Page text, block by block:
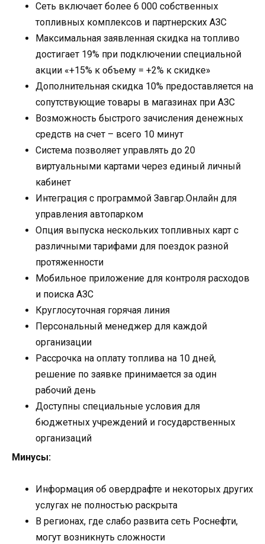
Сеть включает более 6 000 собственных
топливных комплексов и партнерских АЗС
Максимальная заявленная скидка на топливо
достигает 19% при подключении специальной
акции «+15% к объему = +2% к скидке»
Дополнительная скидка 10% предоставляется на
сопутствующие товары в магазинах при АЗС
Возможность быстрого зачисления денежных
средств на счет – всего 10 минут
Система позволяет управлять до 20
виртуальными картами через единый личный
кабинет
Интеграция с программой Завгар.Онлайн для
управления автопарком
Опция выпуска нескольких топливных карт с
различными тарифами для поездок разной
протяженности
Мобильное приложение для контроля расходов
и поиска АЗС
Круглосуточная горячая линия
Персональный менеджер для каждой
организации
Рассрочка на оплату топлива на 10 дней,
решение по заявке принимается за один
рабочий день
Доступны специальные условия для
бюджетных учреждений и государственных
организаций
Минусы:
Информация об овердрафте и некоторых других
услугах не полностью раскрыта
В регионах, где слабо развита сеть Роснефти,
могут возникнуть сложности